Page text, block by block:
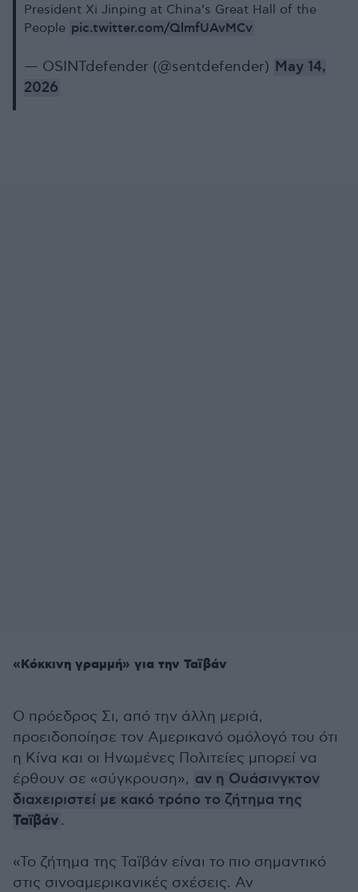
President Xi Jinping at China’s Great Hall of the
People pic.twitter.com/QlmfUAvMCv
— OSINTdefender (@sentdefender) May 14,
2026
«Κόκκινη γραμμή» για την Ταϊβάν
Ο πρόεδρος Σι, από την άλλη μεριά,
προειδοποίησε τον Αμερικανό ομόλογό του ότι
η Κίνα και οι Ηνωμένες Πολιτείες μπορεί να
έρθουν σε «σύγκρουση», αν η Ουάσινγκτον
διαχειριστεί με κακό τρόπο το ζήτημα της
Ταϊβάν.
«Το ζήτημα της Ταϊβάν είναι το πιο σημαντικό
στις σινοαμερικανικές σχέσεις. Αν